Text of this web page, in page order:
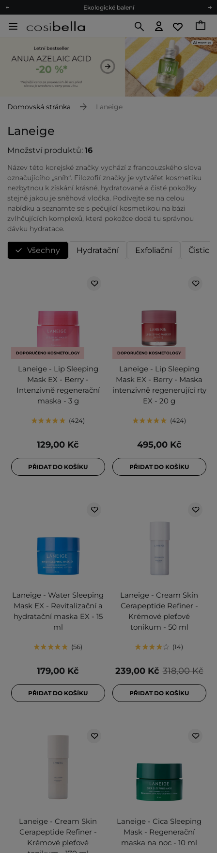
Ekologické balení
Doporučovací Program
Darkové karty
Ekologické balení
Domovská stránka Laneige
Laneige
Množství produktů: 16
Název této korejské značky vychází z francouzského slova
označujícího „sníh“. Filozofií značky je vytvářet kosmetiku
nezbytnou k získání krásné, hydratované a čisté pokožky
stejně jakou je sněhová vločka. Podívejte se na celou
nabídku a seznamte se s pečující kosmetikou na bázi
zvlhčujících komplexů, která pokožce dodá tu správnou
dávku hydratace.
Všechny Hydratační Exfoliační Čisticí
DOPORUČENO KOSMETOLOGY
Laneige - Lip Sleeping
Mask EX - Berry -
Intenzivně regenerační
maska - 3 g
424
129,00 Kč
PŘIDAT DO KOŠÍKU
DOPORUČENO KOSMETOLOGY
Laneige - Lip Sleeping
Mask EX - Berry - Maska
intenzivně regenerující rty
EX - 20 g
424
495,00 Kč
PŘIDAT DO KOŠÍKU
Laneige - Water Sleeping
Mask EX - Revitalizační a
hydratační maska EX - 15
ml
56
179,00 Kč
PŘIDAT DO KOŠÍKU
Laneige - Cream Skin
Cerapeptide Refiner -
Krémové pleťové
tonikum - 50 ml
14
318,00 Kč
239,00 Kč
PŘIDAT DO KOŠÍKU
Laneige - Cream Skin
Cerapeptide Refiner -
Krémové pleťové
Laneige - Cica Sleeping
Mask - Regenerační
maska na noc - 10 ml